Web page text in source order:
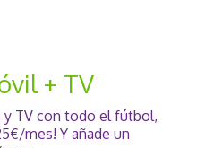
+ TV
y TV con todo el fútbol,
mes! Y añade un